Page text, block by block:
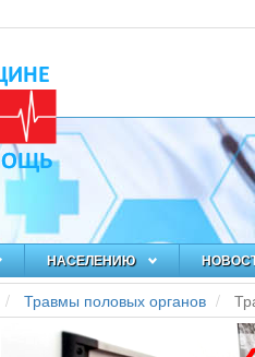
НАСЕЛЕНИЮ
Травмы половых органов